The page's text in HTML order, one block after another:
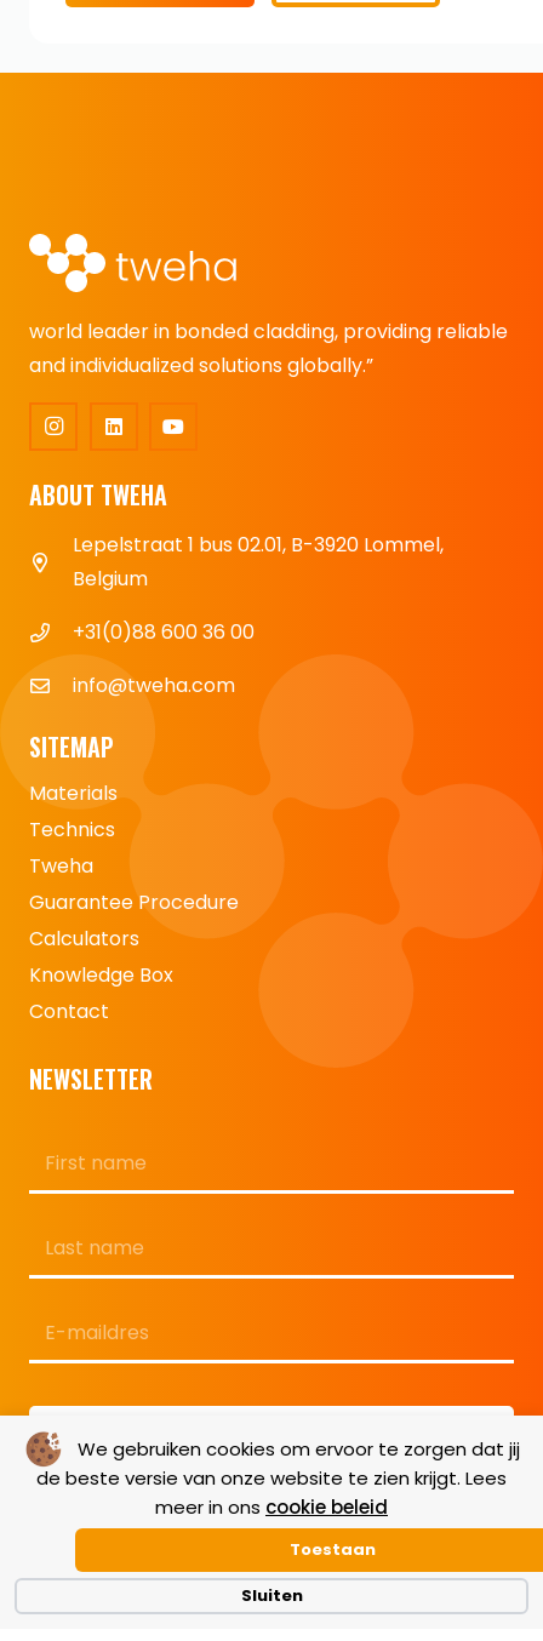
We gebruiken cookies om ervoor te zorgen dat jij
de beste versie van onze website te zien krijgt. Lees
meer in ons cookie beleid
Toestaan
Sluiten
world leader in bonded cladding, providing reliable
and individualized solutions globally.”
ABOUT TWEHA
Lepelstraat 1 bus 02.01, B-3920 Lommel,
Belgium
+31(0)88 600 36 00
info@tweha.com
SITEMAP
Materials
Technics
Tweha
Guarantee Procedure
Calculators
Knowledge Box
Contact
NEWSLETTER
mailadres *